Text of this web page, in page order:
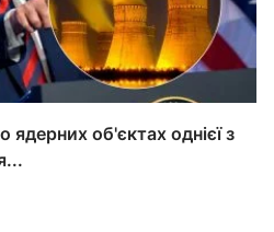
об'єктах однієї з